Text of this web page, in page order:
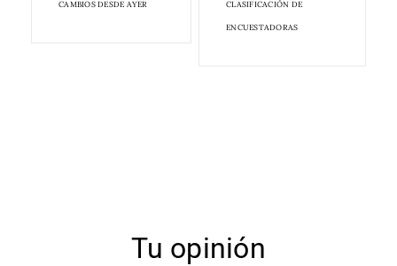
CAMBIOS DESDE AYER CLASIFICACIÓN DE
ENCUESTADORAS
Tu opinión